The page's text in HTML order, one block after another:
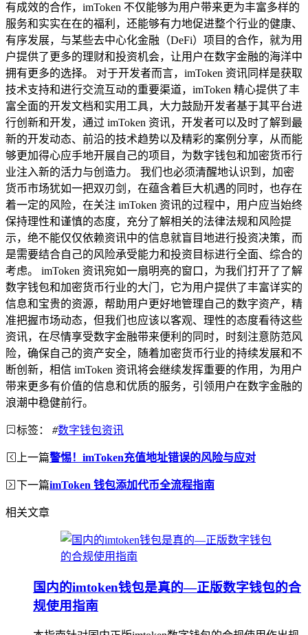
有成效的合作，imToken 不仅能够为用户带来更为丰富多样的
服务和实实在在的福利，还能够有力地促进整个行业的健康、
有序发展，与某些去中心化金融（DeFi）项目的合作，就为用
户提供了更多的理财和投资机会，让用户在数字金融的海洋中
拥有更多的选择。 对于开发者而言，imToken 资讯同样是获取
技术支持和进行交流互动的重要渠道，imToken 精心提供了丰
富全面的开发文档和实用工具，大力鼓励开发者基于其平台进
行创新和开发，通过 imToken 资讯，开发者可以及时了解到最
新的开发动态、前沿的技术趋势以及精彩的案例分享，从而能
够更加得心应手地开展自己的项目，为数字钱包和加密货币行
业注入新的活力与创造力。 我们也必须清醒地认识到，加密
货币市场犹如一把双刃剑，在蕴含着巨大机遇的同时，也存在
着一定的风险，在关注 imToken 资讯的过程中，用户应当始终
保持理性和谨慎的态度，充分了解相关的法律法规和风险提
示，绝不能仅仅依赖资讯中的信息就盲目地进行投资决策，而
是需要结合自己的风险承受能力和投资目标进行全面、综合的
考虑。 imToken 资讯宛如一扇明亮的窗口，为我们打开了了解
数字钱包和加密货币行业的大门，它为用户提供了丰富详实的
信息和宝贵的资源，帮助用户更好地管理自己的数字资产，精
准把握市场动态，但我们也应该以客观、理性的态度看待这些
资讯，在尽情享受数字金融带来便利的同时，时刻注意防范风
险，确保自己的资产安全，随着加密货币行业的持续发展和不
断创新，相信 imToken 资讯将会继续发挥重要的作用，为用户
带来更多有价值的信息和优质的服务，引领用户在数字金融的
浪潮中稳健前行。
标签： #数字钱包资讯
上一篇警惕！imToken充值地址错误的风险与应对
下一篇imToken 钱包添加代币全流程指南
相关文章
国内的imtoken钱包是真的—正版数字钱包的合
规使用指南